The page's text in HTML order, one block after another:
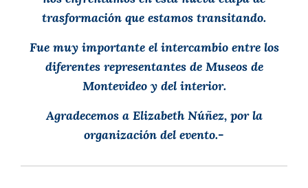
trasformación que estamos transitando.
Fue muy importante el intercambio entre los
diferentes representantes de Museos de
Montevideo y del interior.
Agradecemos a Elizabeth Núñez, por la
organización del evento.-